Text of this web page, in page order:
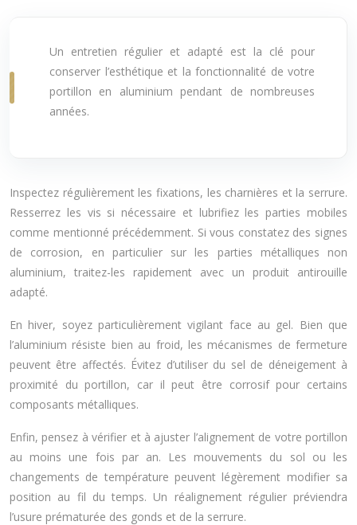
Un entretien régulier et adapté est la clé pour
conserver l’esthétique et la fonctionnalité de votre
portillon en aluminium pendant de nombreuses
années.
Inspectez régulièrement les fixations, les charnières et la serrure.
Resserrez les vis si nécessaire et lubrifiez les parties mobiles
comme mentionné précédemment. Si vous constatez des signes
de corrosion, en particulier sur les parties métalliques non
aluminium, traitez-les rapidement avec un produit antirouille
adapté.
En hiver, soyez particulièrement vigilant face au gel. Bien que
l’aluminium résiste bien au froid, les mécanismes de fermeture
peuvent être affectés. Évitez d’utiliser du sel de déneigement à
proximité du portillon, car il peut être corrosif pour certains
composants métalliques.
Enfin, pensez à vérifier et à ajuster l’alignement de votre portillon
au moins une fois par an. Les mouvements du sol ou les
changements de température peuvent légèrement modifier sa
position au fil du temps. Un réalignement régulier préviendra
l’usure prématurée des gonds et de la serrure.